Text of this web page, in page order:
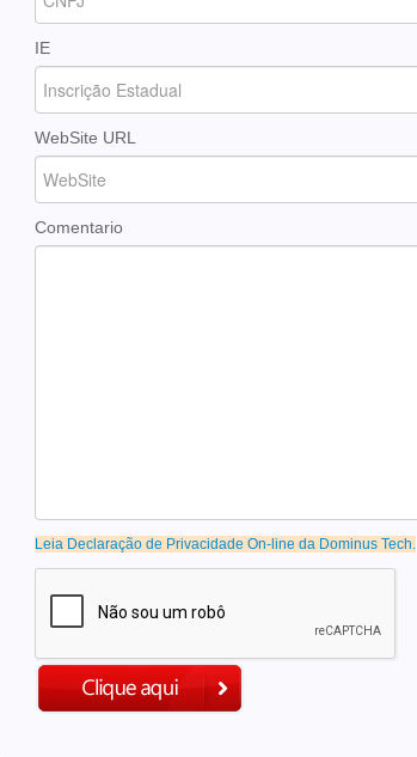
IE
WebSite URL
Comentario
Leia Declaração de Privacidade On-line da Dominus Tech.